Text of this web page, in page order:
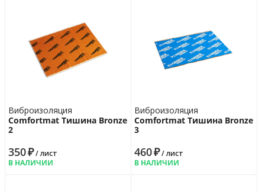
Виброизоляция
Comfortmat Тишина Bronze
2
350₽/ лист
В НАЛИЧИИ
Виброизоляция
Comfortmat Тишина Bronze
3
460₽/ лист
В НАЛИЧИИ